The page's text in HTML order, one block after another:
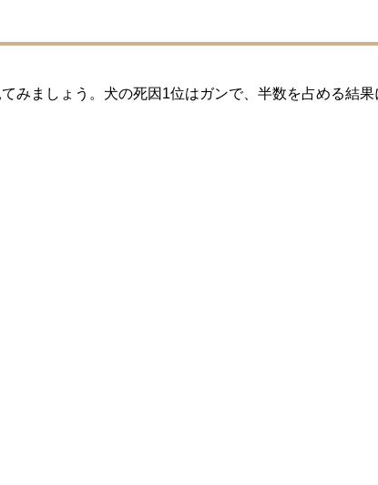
みましょう。犬の死因1位はガンで、半数を占める結果